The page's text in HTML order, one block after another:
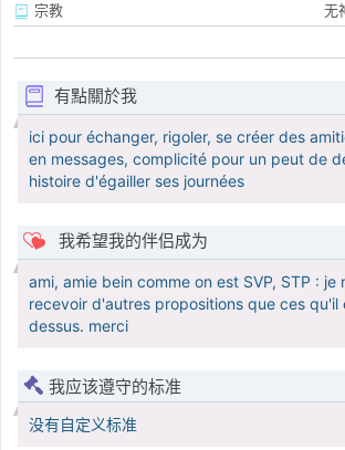
宗教
无
有點關於我
ici pour échanger, rigoler, se créer des
en messages, complicité pour un peut de
histoire d'égailler ses journées
我希望我的伴侣成为
ami, amie bein comme on est SVP, STP : je
recevoir d'autres propositions que ces qu'il
dessus. merci
我应该遵守的标准
没有自定义标准